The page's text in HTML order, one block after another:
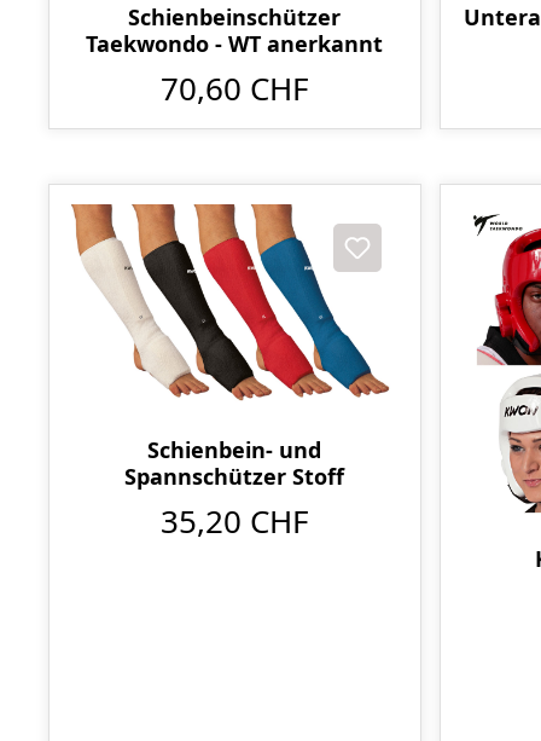
Schienbeinschützer
Taekwondo - WT anerkannt
70,60 CHF
Schienbein- und
Spannschützer Stoff
35,20 CHF